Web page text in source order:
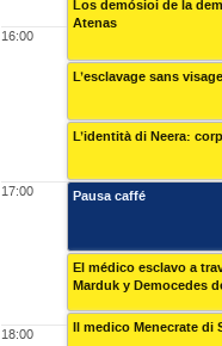
16:00
17:00
18:00
Los demósioi de la
Atenas
L’esclavage sans
L’identità di Neera:
Pausa caffé
El médico esclavo a
Marduk y Democedes
Il medico Menecrate di